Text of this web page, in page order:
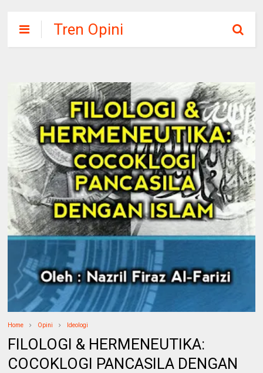
Tren Opini
Home Opini Ideologi
FILOLOGI & HERMENEUTIKA:
COCOKLOGI PANCASILA DENGAN